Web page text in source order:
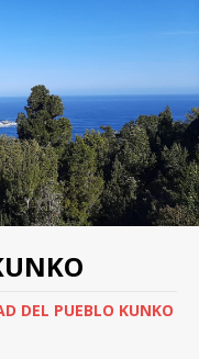
DEL PUEBLO KUNKO